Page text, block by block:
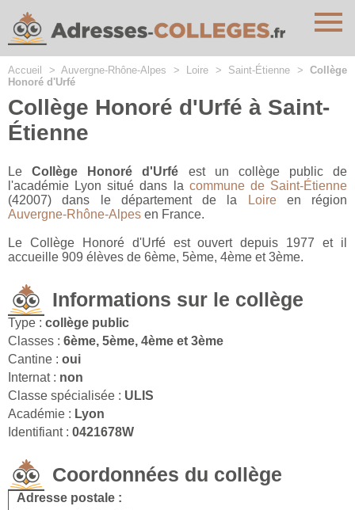
Accueil > Auvergne-Rhône-Alpes > Loire > Saint-Étienne > Collège
Honoré d'Urfé
Collège Honoré d'Urfé à Saint-
Étienne
LeCollège Honoré d'Urfé est un collège public de
l'académie Lyon situé dans la commune de Saint-Étienne
(42007) dans le département de la
Loireen région
Auvergne-Rhône-Alpes en France.
Le Collège Honoré d'Urfé est ouvert depuis 1977 et il
accueille 909 élèves de 6ème, 5ème, 4ème et 3ème.
Informations sur le collège
Type : collège public
Classes : 6ème, 5ème, 4ème et 3ème
Cantine : oui
Internat : non
Classe spécialisée : ULIS
Académie : Lyon
Identifiant : 0421678W
Coordonnées du collège
Adresse postale :